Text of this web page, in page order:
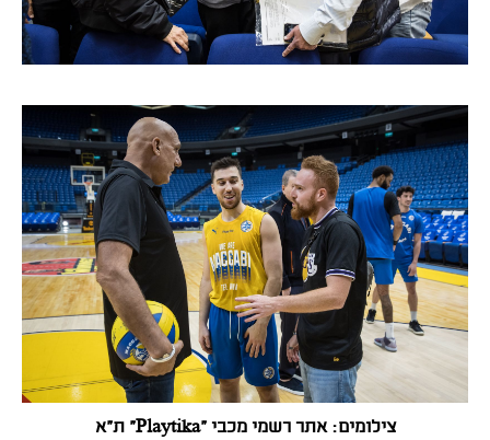
צילומים: אתר רשמי מכבי "Playtika" ת"א